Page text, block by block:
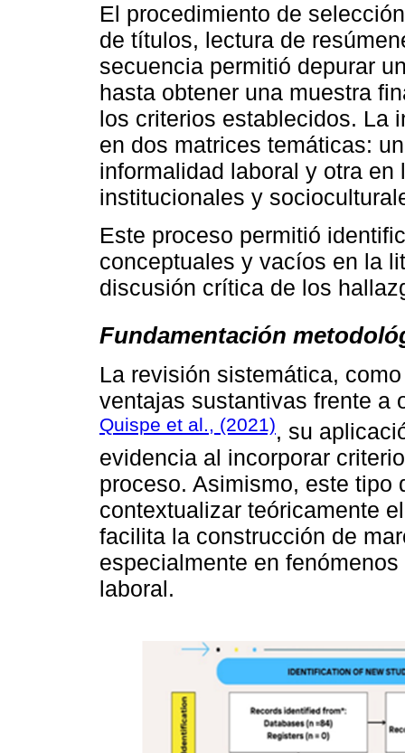
El procedimiento de
de títulos, lectura de
secuencia permitió depurar
hasta obtener una muestra
los criterios establecidos. La
en dos matrices temáticas:
informalidad laboral y otra
institucionales y
Este proceso permitió
conceptuales y vacíos en la
discusión crítica de los
Fundamentación
La revisión sistemática,
ventajas sustantivas frente a
Quispe et al., (2021), su
evidencia al incorporar
proceso. Asimismo, este tipo
contextualizar teóricamente
facilita la construcción de
especialmente en
laboral.